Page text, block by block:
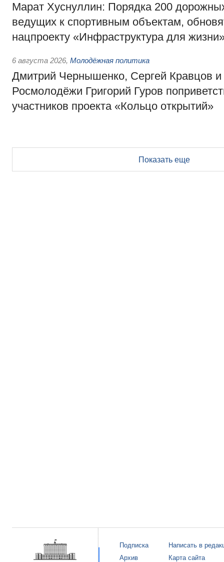
Марат Хуснуллин: Порядка 200
ведущих к спортивным объектам,
нацпроекту «Инфраструктура для
6 августа 2026, Молодёжная политика
Дмитрий Чернышенко, Сергей Кравцов и
Росмолодёжи Григорий Гуров
участников проекта «Кольцо открытий»
Показать еще
Подписка
Архив
Написать в
Карта сайта